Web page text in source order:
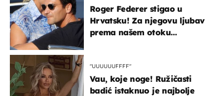
Roger Federer stigao u
Hrvatsku! Za njegovu ljubav
prema našem otoku
"UUUUUUFFFF"
Vau, koje noge! Ružičasti
badić istaknuo je najbolje